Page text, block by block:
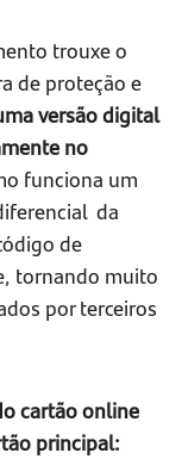
trouxe o
de proteção e
versão digital
no
funciona um
da
de
tornando muito
por terceiros
cartão online
principal: